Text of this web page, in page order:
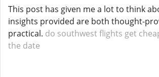
This post has given me a lot to think
insights provided are both thought-
practical. do southwest flights get
the date